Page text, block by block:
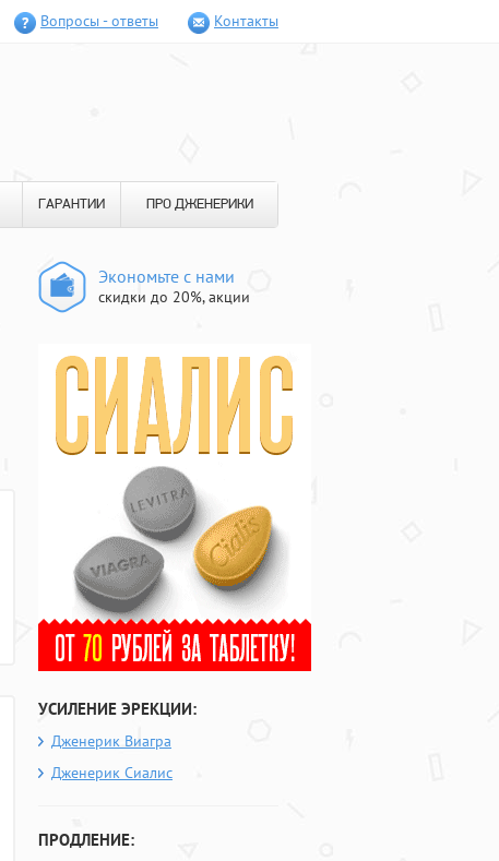
Вопросы - ответы Контакты
ГАРАНТИИ ПРО ДЖЕНЕРИКИ
Экономьте с нами
скидки до 20%, акции
УСИЛЕНИЕ ЭРЕКЦИИ:
Дженерик Виагра
Дженерик Сиалис
ПРОДЛЕНИЕ: